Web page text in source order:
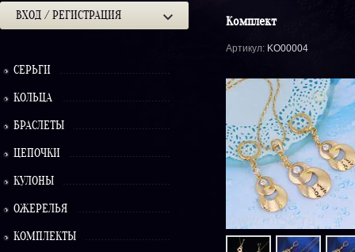
ВХОД / РЕГИСТРАЦИЯ
СЕРЬГИ
КОЛЬЦА
БРАСЛЕТЫ
ЦЕПОЧКИ
КУЛОНЫ
ОЖЕРЕЛЬЯ
КОМПЛЕКТЫ
Комплект
Артикул: KO00004